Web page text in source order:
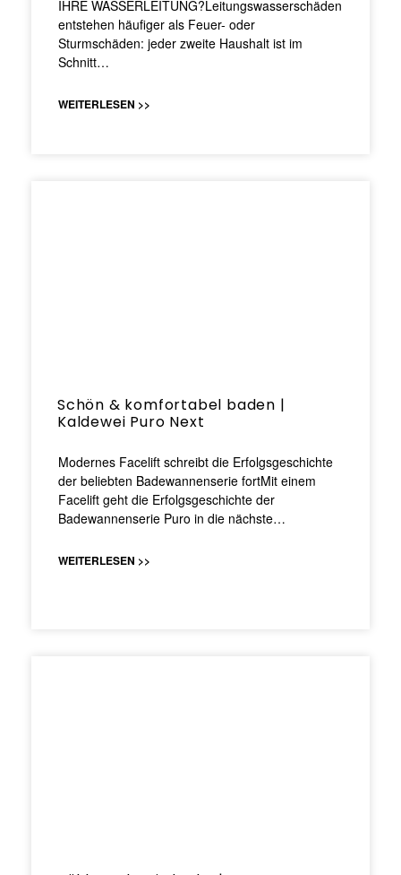
IHRE WASSERLEITUNG?Leitungswasserschäden
entstehen häufiger als Feuer- oder
Sturmschäden: jeder zweite Haushalt ist im
Schnitt…
WEITERLESEN >>
Schön & komfortabel baden |
Kaldewei Puro Next
Modernes Facelift schreibt die Erfolgsgeschichte
der beliebten Badewannenserie fortMit einem
Facelift geht die Erfolgsgeschichte der
Badewannenserie Puro in die nächste…
WEITERLESEN >>